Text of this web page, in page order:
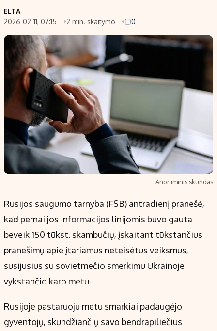
ELTA
2026-02-11, 07:15
2 min. skaitymo 0
Anoniminis skundas
Rusijos saugumo tarnyba (FSB) antradienį pranešė,
kad pernai jos informacijos linijomis buvo gauta
beveik 150 tūkst. skambučių, įskaitant tūkstančius
pranešimų apie įtariamus neteisėtus veiksmus,
susijusius su sovietmečio smerkimu Ukrainoje
vykstančio karo metu.
Rusijoje pastaruoju metu smarkiai padaugėjo
gyventojų, skundžiančių savo bendrapiliečius